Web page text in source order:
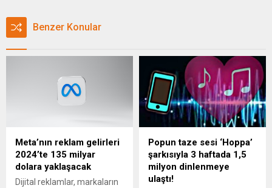
Benzer Konular
Meta’nın reklam gelirleri
2024’te 135 milyar
dolara yaklaşacak
Dijital reklamlar, markaların
Popun taze sesi ‘Hoppa’
şarkısıyla 3 haftada 1,5
milyon dinlenmeye
ulaştı!